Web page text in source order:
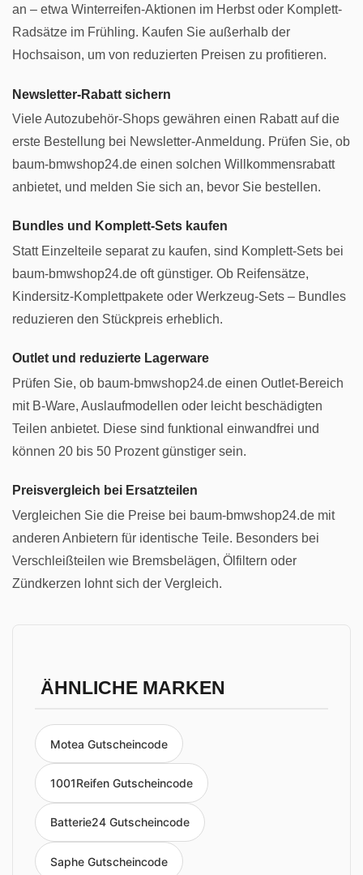
an – etwa Winterreifen-Aktionen im Herbst oder Komplett-
Radsätze im Frühling. Kaufen Sie außerhalb der
Hochsaison, um von reduzierten Preisen zu profitieren.
Newsletter-Rabatt sichern
Viele Autozubehör-Shops gewähren einen Rabatt auf die
erste Bestellung bei Newsletter-Anmeldung. Prüfen Sie, ob
baum-bmwshop24.de einen solchen Willkommensrabatt
anbietet, und melden Sie sich an, bevor Sie bestellen.
Bundles und Komplett-Sets kaufen
Statt Einzelteile separat zu kaufen, sind Komplett-Sets bei
baum-bmwshop24.de oft günstiger. Ob Reifensätze,
Kindersitz-Komplettpakete oder Werkzeug-Sets – Bundles
reduzieren den Stückpreis erheblich.
Outlet und reduzierte Lagerware
Prüfen Sie, ob baum-bmwshop24.de einen Outlet-Bereich
mit B-Ware, Auslaufmodellen oder leicht beschädigten
Teilen anbietet. Diese sind funktional einwandfrei und
können 20 bis 50 Prozent günstiger sein.
Preisvergleich bei Ersatzteilen
Vergleichen Sie die Preise bei baum-bmwshop24.de mit
anderen Anbietern für identische Teile. Besonders bei
Verschleißteilen wie Bremsbelägen, Ölfiltern oder
Zündkerzen lohnt sich der Vergleich.
ÄHNLICHE MARKEN
Motea Gutscheincode
1001Reifen Gutscheincode
Batterie24 Gutscheincode
Saphe Gutscheincode